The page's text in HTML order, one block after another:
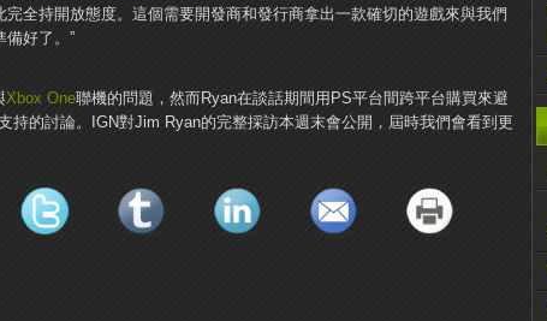
完全持開放態度。這個需要開發商和發行商拿出一款確切的遊戲來與我們
備好了。”
Xbox One聯機的問題，然而Ryan在談話期間用PS平台間跨平台購買來避
持的討論。IGN對Jim Ryan的完整採訪本週末會公開，屆時我們會看到更